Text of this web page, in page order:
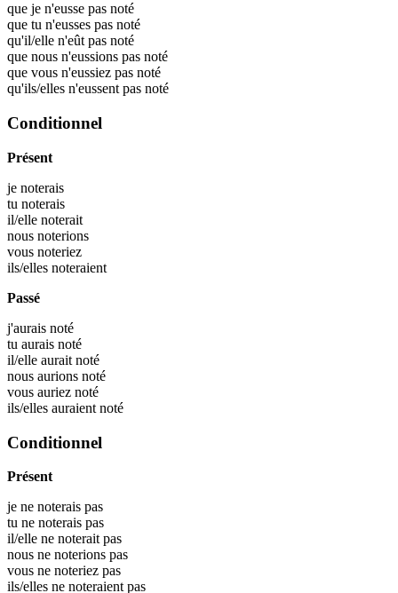
que je n'eusse pas noté
que tu n'eusses pas noté
qu'il/elle n'eût pas noté
que nous n'eussions pas noté
que vous n'eussiez pas noté
qu'ils/elles n'eussent pas noté
Conditionnel
Présent
je noterais
tu noterais
il/elle noterait
nous noterions
vous noteriez
ils/elles noteraient
Passé
j'aurais noté
tu aurais noté
il/elle aurait noté
nous aurions noté
vous auriez noté
ils/elles auraient noté
Conditionnel
Présent
je ne noterais pas
tu ne noterais pas
il/elle ne noterait pas
nous ne noterions pas
vous ne noteriez pas
ils/elles ne noteraient pas